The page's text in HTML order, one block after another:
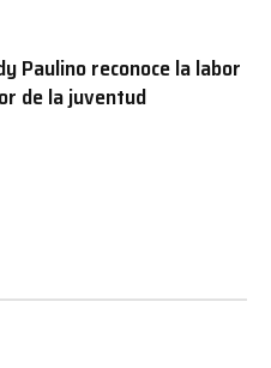
Paulino reconoce la labor
de la juventud